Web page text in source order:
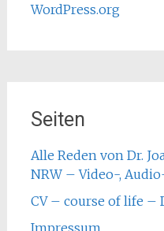
WordPress.org
Seiten
Alle Reden von Dr.
NRW – Video-,
CV – course of life –
Impressum